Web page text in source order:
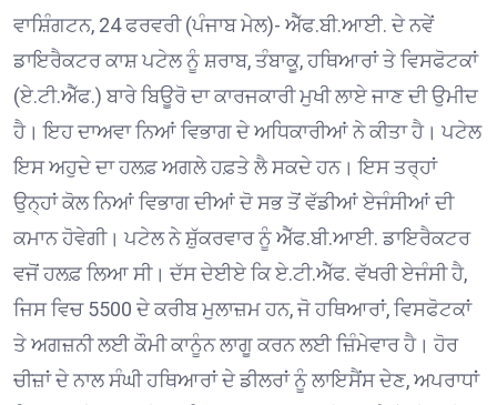
ਵਾਸ਼ਿੰਗਟਨ, 24 ਫਰਵਰੀ (ਪੰਜਾਬ ਮੇਲ)- ਐੱਫ.ਬੀ.ਆਈ. ਦੇ ਨਵੇਂ
ਡਾਇਰੈਕਟਰ ਕਾਸ਼ ਪਟੇਲ ਨੂੰ ਸ਼ਰਾਬ, ਤੰਬਾਕੂ, ਹਥਿਆਰਾਂ ਤੇ ਵਿਸਫੋਟਕਾਂ
(ਏ.ਟੀ.ਐੱਫ.) ਬਾਰੇ ਬਿਊਰੋ ਦਾ ਕਾਰਜਕਾਰੀ ਮੁਖੀ ਲਾਏ ਜਾਣ ਦੀ ਉਮੀਦ
ਹੈ। ਇਹ ਦਾਅਵਾ ਨਿਆਂ ਵਿਭਾਗ ਦੇ ਅਧਿਕਾਰੀਆਂ ਨੇ ਕੀਤਾ ਹੈ। ਪਟੇਲ
ਇਸ ਅਹੁਦੇ ਦਾ ਹਲਫ਼ ਅਗਲੇ ਹਫ਼ਤੇ ਲੈ ਸਕਦੇ ਹਨ। ਇਸ ਤਰ੍ਹਾਂ
ਉਨ੍ਹਾਂ ਕੋਲ ਨਿਆਂ ਵਿਭਾਗ ਦੀਆਂ ਦੋ ਸਭ ਤੋਂ ਵੱਡੀਆਂ ਏਜੰਸੀਆਂ ਦੀ
ਕਮਾਨ ਹੋਵੇਗੀ। ਪਟੇਲ ਨੇ ਸ਼ੁੱਕਰਵਾਰ ਨੂੰ ਐੱਫ.ਬੀ.ਆਈ. ਡਾਇਰੈਕਟਰ
ਵਜੋਂ ਹਲਫ਼ ਲਿਆ ਸੀ। ਦੱਸ ਦੇਈਏ ਕਿ ਏ.ਟੀ.ਐੱਫ. ਵੱਖਰੀ ਏਜੰਸੀ ਹੈ,
ਜਿਸ ਵਿਚ 5500 ਦੇ ਕਰੀਬ ਮੁਲਾਜ਼ਮ ਹਨ, ਜੋ ਹਥਿਆਰਾਂ, ਵਿਸਫੋਟਕਾਂ
ਤੇ ਅਗਜ਼ਨੀ ਲਈ ਕੌਮੀ ਕਾਨੂੰਨ ਲਾਗੂ ਕਰਨ ਲਈ ਜ਼ਿੰਮੇਵਾਰ ਹੈ। ਹੋਰ
ਚੀਜ਼ਾਂ ਦੇ ਨਾਲ ਸੰਘੀ ਹਥਿਆਰਾਂ ਦੇ ਡੀਲਰਾਂ ਨੂੰ ਲਾਇਸੈਂਸ ਦੇਣ, ਅਪਰਾਧਾਂ